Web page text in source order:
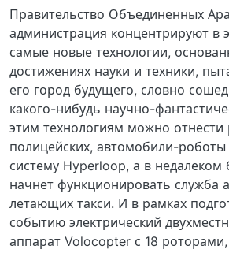
Правительство Объединенных
администрация концентрируют в
самые новые технологии,
достижениях науки и техники,
его город будущего, словно
какого-нибудь научно-
этим технологиям можно отнести
полицейских, автомобили-
систему Hyperloop, а в
начнет функционировать служба
летающих такси. И в рамках
событию электрический
аппарат Volocopter с 18